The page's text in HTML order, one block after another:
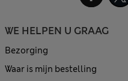
WE HELPEN U GRAAG
Bezorging
Waar is mijn bestelling